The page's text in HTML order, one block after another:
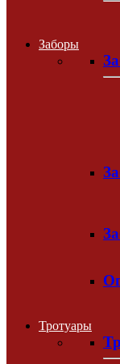
Заборы
Тротуары